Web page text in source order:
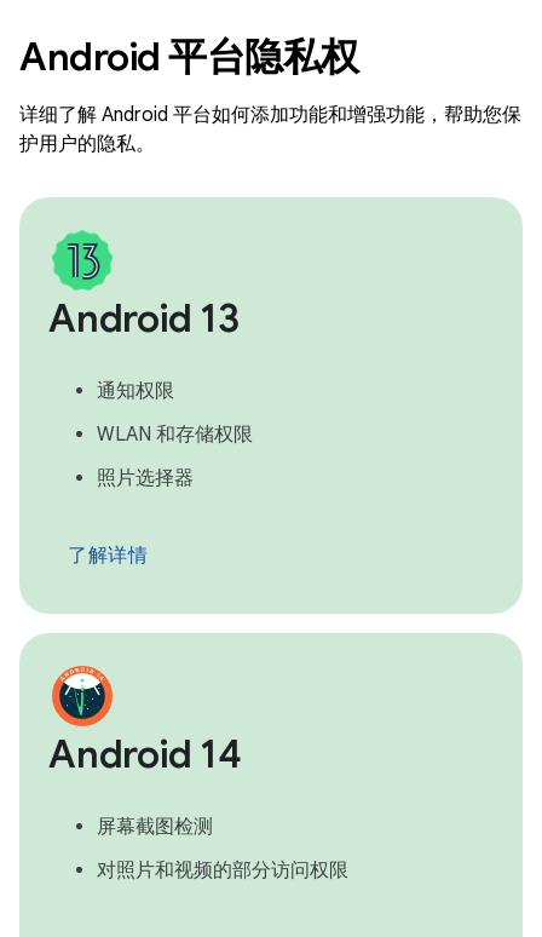
Android 平台隐私权
详细了解 Android 平台如何添加功能和增强功能，帮助您保
护用户的隐私。
Android 13
通知权限
WLAN 和存储权限
照片选择器
了解详情
Android 14
屏幕截图检测
对照片和视频的部分访问权限